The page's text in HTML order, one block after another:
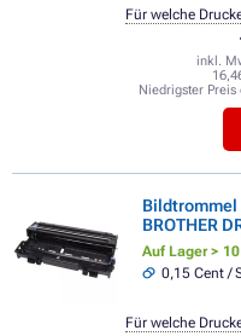
inkl.
Niedrigster Preis
Für welche
Bildtrommel
BROTHER
Auf Lager >
0,15 Cent /
Für welche